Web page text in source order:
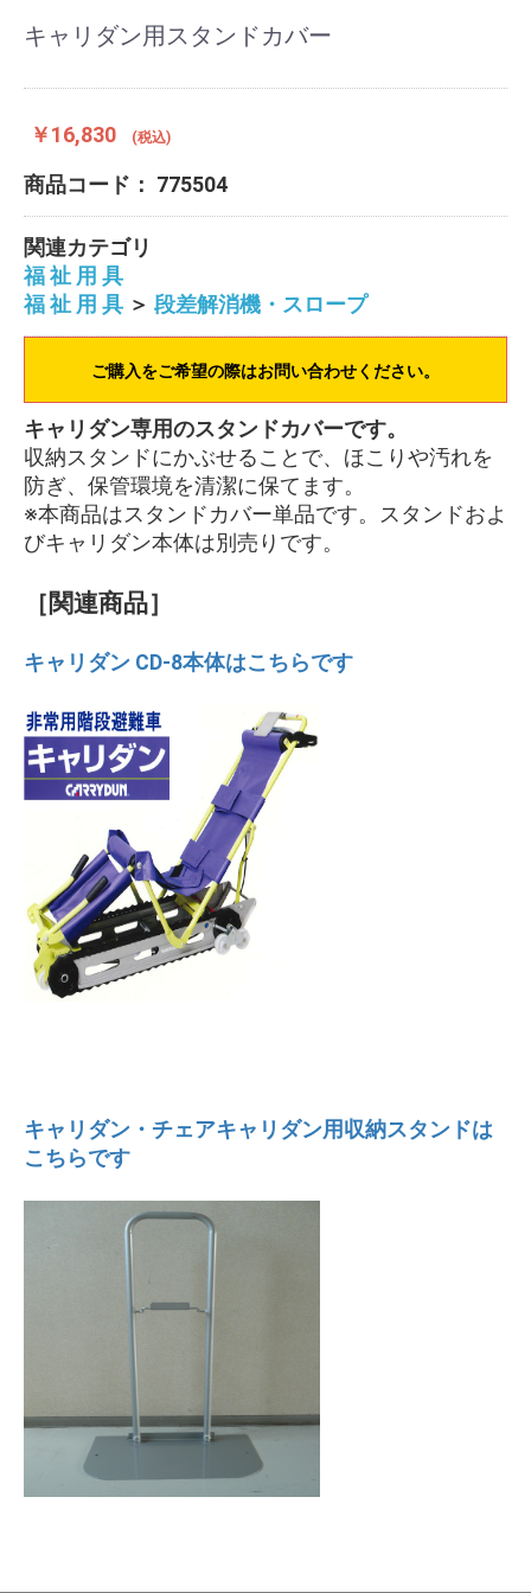
キャリダン用スタンドカバー
￥16,830 (税込)
商品コード： 775504
関連カテゴリ
福 祉 用 具
福 祉 用 具 ＞ 段差解消機・スロープ
ご購入をご希望の際はお問い合わせください。
キャリダン専用のスタンドカバーです。
収納スタンドにかぶせることで、ほこりや汚れを
防ぎ、保管環境を清潔に保てます。
※本商品はスタンドカバー単品です。スタンドおよ
びキャリダン本体は別売りです。
［関連商品］
キャリダン CD-8本体はこちらです
キャリダン・チェアキャリダン用収納スタンドは
こちらです